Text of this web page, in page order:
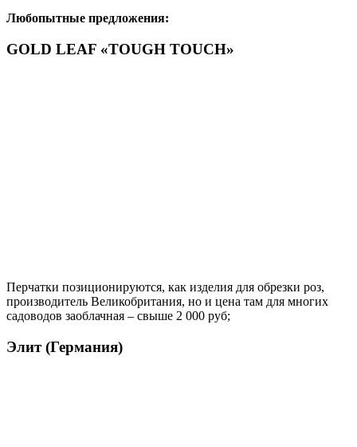
Любопытные предложения:
GOLD LEAF «TOUGH TOUCH»
Перчатки позиционируются, как изделия для обрезки роз,
производитель Великобритания, но и цена там для многих
садоводов заоблачная – свыше 2 000 руб;
Элит (Германия)